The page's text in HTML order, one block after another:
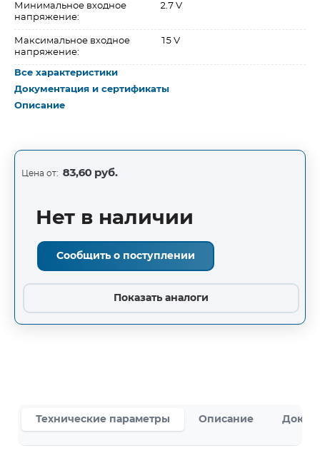
Минимальное входное
напряжение:
2.7 V
Максимальное входное
напряжение:
15 V
Все характеристики
Документация и сертификаты
Описание
Цена от: 83,60 руб.
Нет в наличии
Сообщить о поступлении
Показать аналоги
Технические параметры Описание